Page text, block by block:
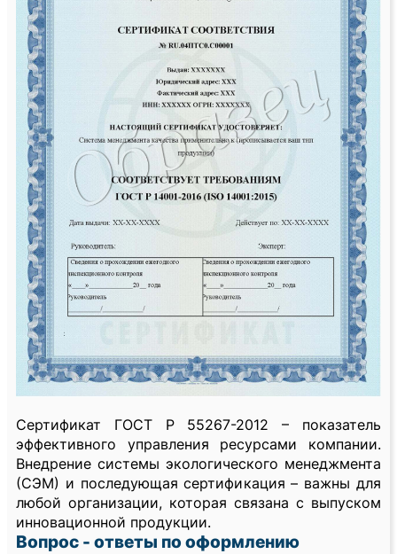
Сертификат ГОСТ Р 55267-2012 – показатель
эффективного управления ресурсами компании.
Внедрение системы экологического менеджмента
(СЭМ) и последующая сертификация – важны для
любой организации, которая связана с выпуском
инновационной продукции.
Вопрос - ответы по оформлению